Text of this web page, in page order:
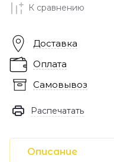
К сравнению
Доставка
Оплата
Самовывоз
Распечатать
Описание